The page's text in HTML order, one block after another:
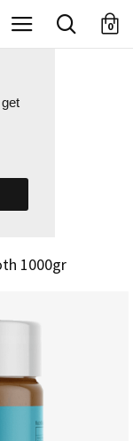
X
0
1000gr